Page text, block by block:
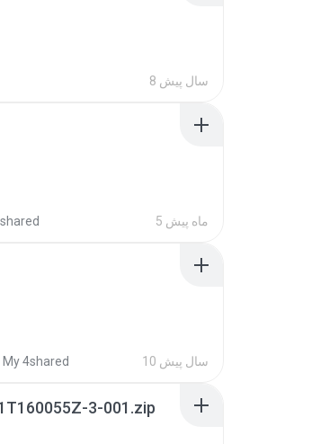
8 سال پیش
5 ماه پیش
My 4shared 10 سال پیش
3-001.zip